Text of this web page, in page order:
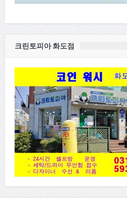
크린토피아 화도점